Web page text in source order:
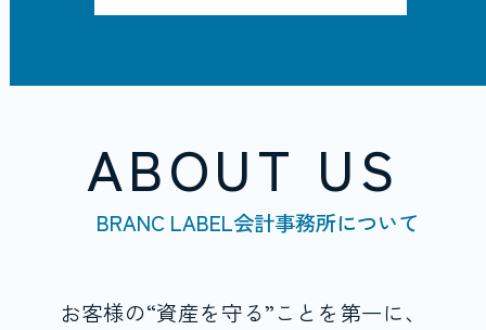
ABOUT US
BRANC LABEL会計事務所について
お客様の“資産を守る”ことを第一に、